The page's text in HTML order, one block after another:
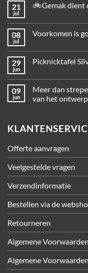
21
jul
🚲Gemak dient
08
jul
Voorkomen is
29
jun
Picknicktafel
09
jun
Meer dan
van het
Offerte aanvragen
Veelgestelde vragen
Verzendinformatie
Bestellen via de
Retourneren
Algemene Voorwaarden
Algemene